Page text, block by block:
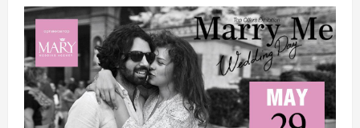
пройдет
парусная
регата
Lujo
Regatta
Fest